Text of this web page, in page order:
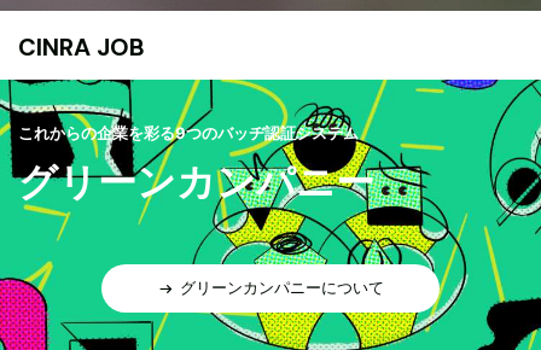
CINRA JOB
これからの企業を彩る9つのバッヂ認証システム
グリーンカンパニー
グリーンカンパニーについて